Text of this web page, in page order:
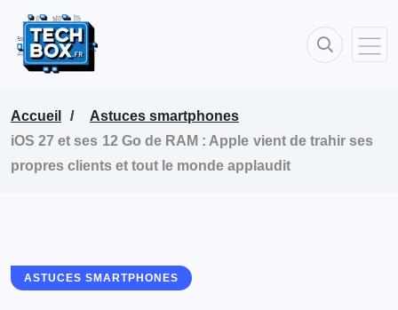
Accueil
Astuces smartphones
iOS 27 et ses 12 Go de RAM : Apple vient de trahir ses
propres clients et tout le monde applaudit
ASTUCES SMARTPHONES